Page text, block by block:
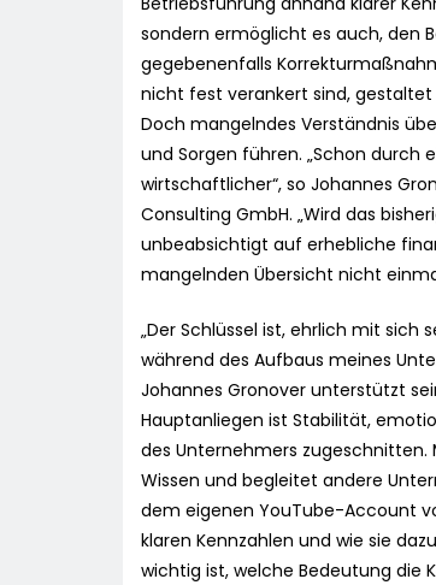
sondern ermöglicht es auch, den
gegebenenfalls
nicht fest verankert sind, gestaltet
Doch mangelndes Verständnis
und Sorgen führen. „Schon
wirtschaftlicher“, so Johannes
Consulting GmbH. „Wird das
unbeabsichtigt auf erhebliche
mangelnden Übersicht nicht
„Der Schlüssel ist, ehrlich mit sich
während des Aufbaus meines
Johannes Gronover unterstützt
Hauptanliegen ist Stabilität,
des Unternehmers zugeschnitten.
Wissen und begleitet andere
dem eigenen YouTube-Account
klaren Kennzahlen und wie sie
wichtig ist, welche Bedeutung die